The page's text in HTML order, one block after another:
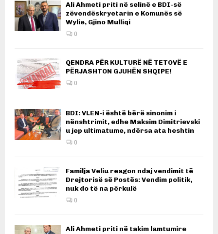
Ali Ahmeti priti në selinë e BDI-së
zëvendëskryetarin e Komunës së
Wylie, Gjino Mulliqi
0
QENDRA PËR KULTURË NË TETOVË E
PËRJASHTON GJUHËN SHQIPE!
0
BDI: VLEN-i është bërë sinonim i
nënshtrimit, edhe Maksim Dimitrievski
u jep ultimatume, ndërsa ata heshtin
0
Familja Veliu reagon ndaj vendimit të
Drejtorisë së Postës: Vendim politik,
nuk do të na përkulë
0
Ali Ahmeti priti në takim lamtumire